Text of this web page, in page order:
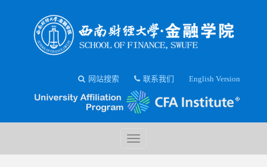
English Version
联系我们
网站搜索